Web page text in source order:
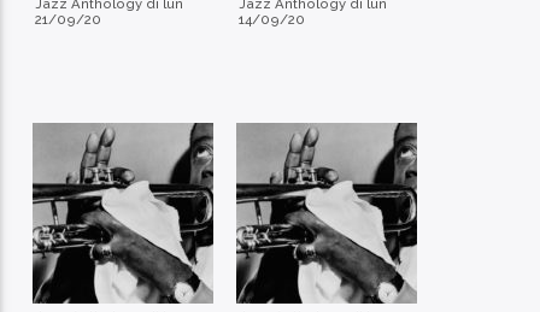
21/09/20
14/09/20